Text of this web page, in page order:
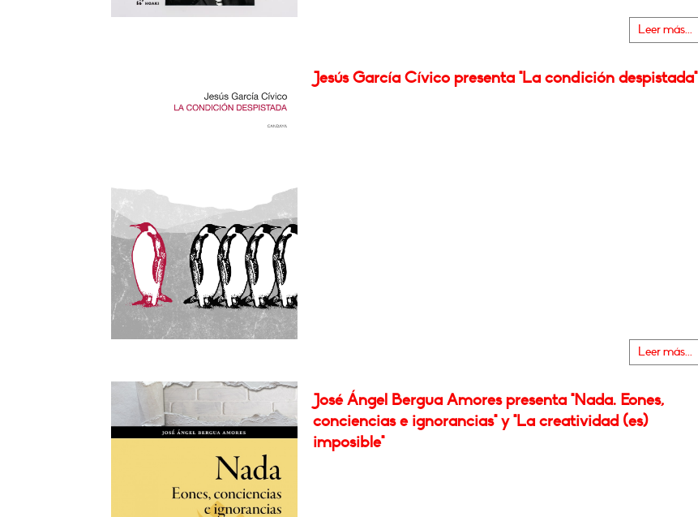
Leer más...
Jesús García Cívico presenta "La condición despistada"
Leer más...
José Ángel Bergua Amores presenta "Nada. Eones,
conciencias e ignorancias" y "La creatividad (es)
imposible"